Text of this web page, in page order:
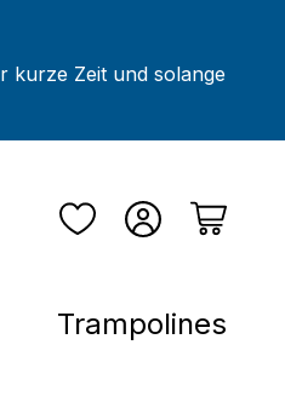
kurze Zeit und solange
Trampolines